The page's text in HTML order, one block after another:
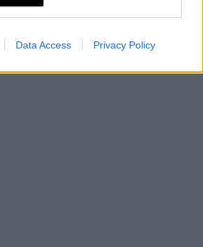
Data Access Privacy Policy